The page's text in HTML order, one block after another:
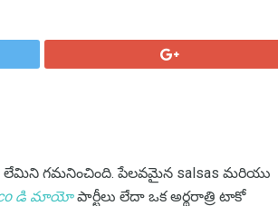
గమనించింది. పేలవమైన salsas మరియు
డి మాయోపార్టీలు లేదా ఒక అర్థరాత్రి టాకో